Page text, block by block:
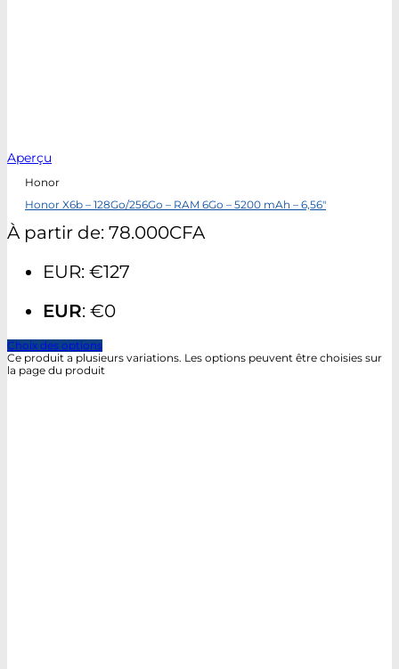
Aperçu
Honor
Honor X6b – 128Go/256Go – RAM 6Go – 5200 mAh – 6,56″
À partir de: 78.000CFA
EUR: €127
EUR: €0
Choix des options
Ce produit a plusieurs variations. Les options peuvent être choisies sur
la page du produit